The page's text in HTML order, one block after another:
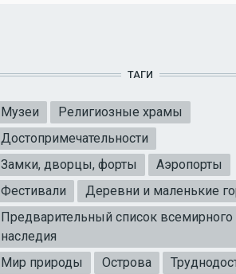
ТАГИ
Музеи
Религиозные храмы
Достопримечательности
Замки, дворцы, форты
Аэропорты
Фестивали
Деревни и маленькие
Предварительный список всемирного
наследия
Мир природы
Острова